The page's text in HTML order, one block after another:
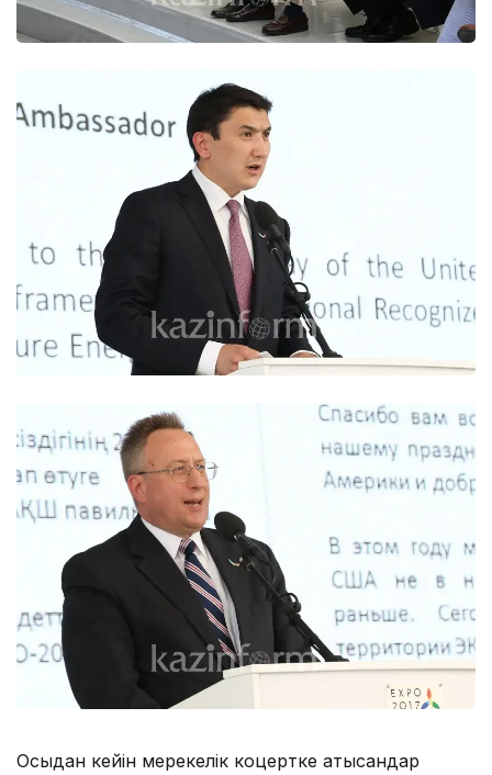
Осыдан кейін мерекелік коцертке қатысқандар